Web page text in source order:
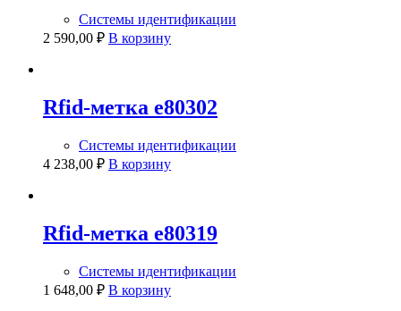
Системы идентификации
2 590,00 ₽ В корзину
Rfid-метка e80302
Системы идентификации
4 238,00 ₽ В корзину
Rfid-метка e80319
Системы идентификации
1 648,00 ₽ В корзину